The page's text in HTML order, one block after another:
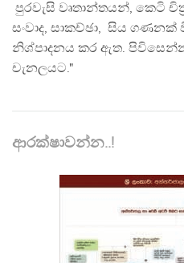
පුරවැසි වෘතාන්තයන්, කෙටි
සංවාද, සාකච්ඡා, සිය
නිශ්පාදනය කර ඇත.
චැනලයට."
ආරක්ෂාවන්න..!